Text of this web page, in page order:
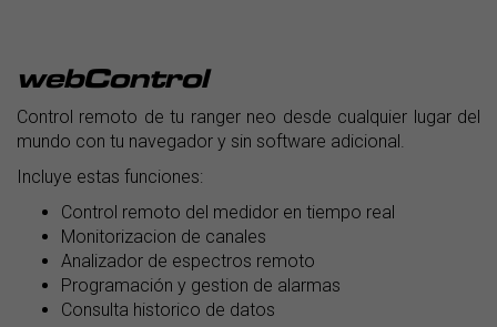
webControl
Control remoto de tu ranger neo desde cualquier lugar del
mundo con tu navegador y sin software adicional.
Incluye estas funciones:
Control remoto del medidor en tiempo real
Monitorizacion de canales
Analizador de espectros remoto
Programación y gestion de alarmas
Consulta historico de datos